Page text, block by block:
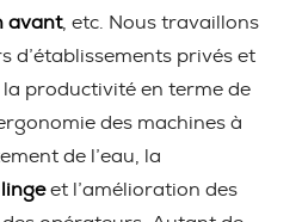
avant, etc. Nous travaillons
d’établissements privés et
productivité en terme de
des machines à
de l’eau, la
et l’amélioration des